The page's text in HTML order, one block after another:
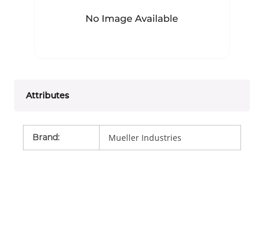
Attributes
Brand: Mueller Industries